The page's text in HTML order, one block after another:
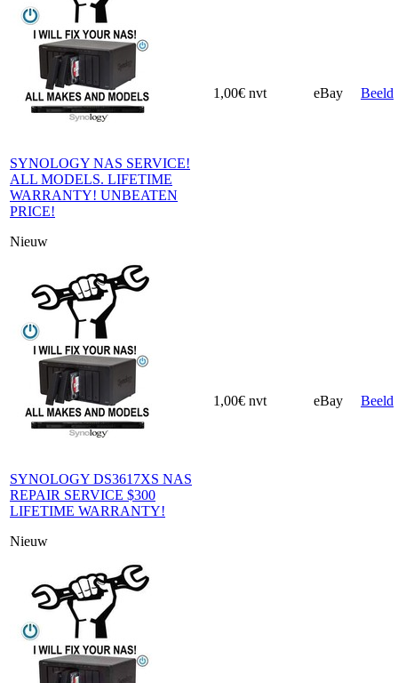
SYNOLOGY NAS SERVICE!
ALL MODELS. LIFETIME
WARRANTY! UNBEATEN
PRICE!
Nieuw
1,00€ nvt eBay Beeld
SYNOLOGY DS3617XS NAS
REPAIR SERVICE $300
LIFETIME WARRANTY!
Nieuw
1,00€ nvt eBay Beeld